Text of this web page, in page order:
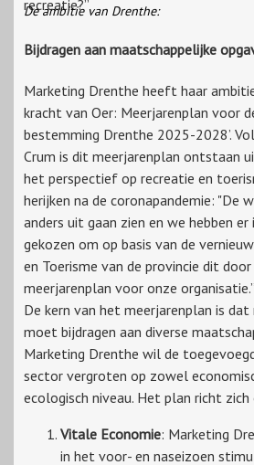
recreatie?”
De ambitie van Drenthe:
Bijdragen aan maatschappelijke
Marketing Drenthe heeft haar
kracht van Oer: Meerjarenplan voor
bestemming Drenthe 2025-2028’.
Crum is dit meerjarenplan ontstaan
het perspectief op recreatie en
herijken na de coronapandemie: "De
anders uit gaan zien en we hebben
gekozen om op basis van de
en Toerisme van de provincie dit
meerjarenplan voor onze organisatie.”
De kern van het meerjarenplan is
moet bijdragen aan diverse
Marketing Drenthe wil de
sector vergroten op zowel
ecologisch niveau. Het plan richt
Vitale Economie: Marketing
in het voor- en naseizoen